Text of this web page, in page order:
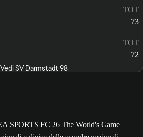
TOT
73
TOT
72
Vedi SV Darmstadt 98